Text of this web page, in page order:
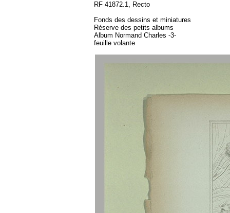
RF 41872.1, Recto
Fonds des dessins et miniatures
Réserve des petits albums
Album Normand Charles -3-
feuille volante